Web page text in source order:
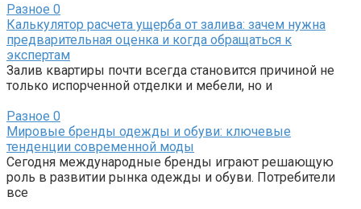
Разное 0
Калькулятор расчета ущерба от залива: зачем нужна
предварительная оценка и когда обращаться к
экспертам
Залив квартиры почти всегда становится причиной не
только испорченной отделки и мебели, но и
Разное 0
Мировые бренды одежды и обуви: ключевые
тенденции современной моды
Сегодня международные бренды играют решающую
роль в развитии рынка одежды и обуви. Потребители
все